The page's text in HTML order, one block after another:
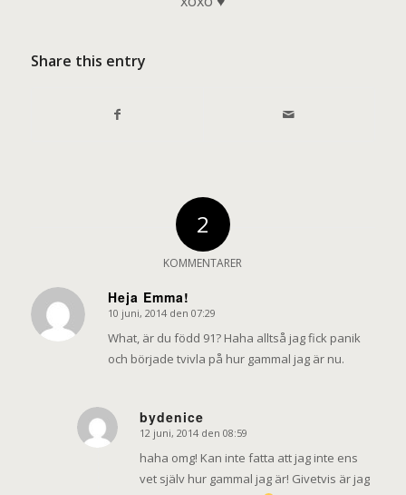
Share this entry
2
KOMMENTARER
Heja Emma!
says:
10 juni, 2014 den 07:29
What, är du född 91? Haha alltså jag fick panik
och började tvivla på hur gammal jag är nu.
bydenice
says:
12 juni, 2014 den 08:59
haha omg! Kan inte fatta att jag inte ens
vet själv hur gammal jag är! Givetvis är jag